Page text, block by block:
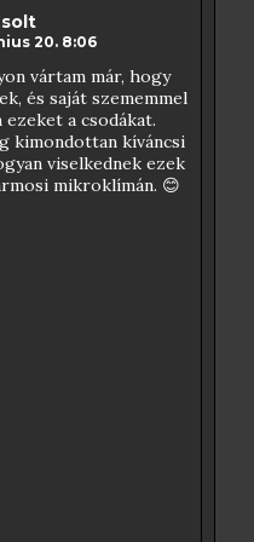
20. 8:06
vártam már, hogy
és saját szememmel
ezeket a csodákat.
kimondottan kíváncsi
viselkednek ezek
mikroklímán. 😊